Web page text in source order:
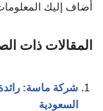
أضاف إليك
المقالات ذات
شركة ماسة: رائدة
السعودية